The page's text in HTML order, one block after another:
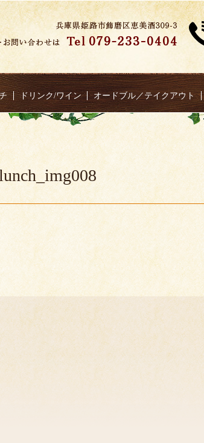
ドリンク/ワイン オードブル／テイクアウト